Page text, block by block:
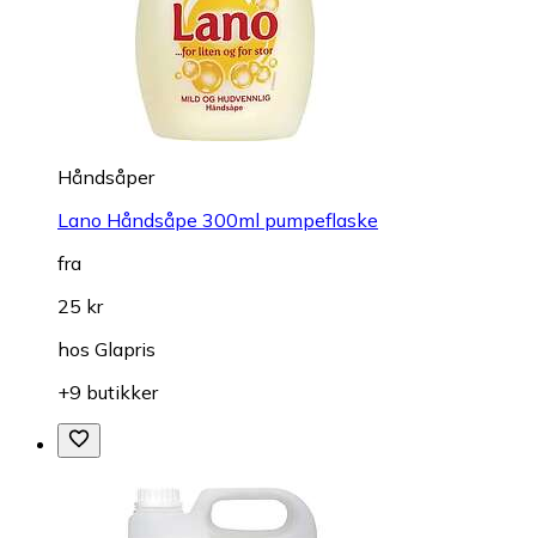
Håndsåper
Lano Håndsåpe 300ml pumpeflaske
fra
25 kr
hos Glapris
+9 butikker